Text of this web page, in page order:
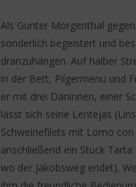
Als Gunter Morgenthal
sonderlich begeistert und
dranzuhängen. Auf halber
in der Bett, Pilgermenü und
er mit drei Däninnen, einer
lässt sich seine Lentejas
Schweinefilets mit Lomo
anschließend ein Stück
wo der Jakobsweg endet).